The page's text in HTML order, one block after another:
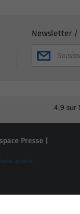
Newsletter /
Presse